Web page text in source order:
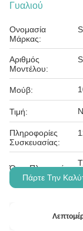
Γυαλιού
Ονομασία
Μάρκας:
Αριθμός
Μοντέλου:
Μούβ:
Τιμή:
Πληροφορίες
Συσκευασίας:
Όροι Πληρωμής:
Πάρτε Την